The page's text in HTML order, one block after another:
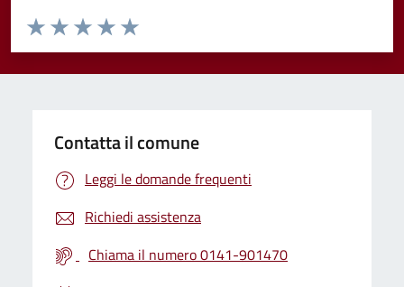
Valuta da 1 a 5 stelle la pagina
Valuta 5 stelle su 5
Valuta 4 stelle su 5
Valuta 3 stelle su 5
Valuta 2 stelle su 5
Valuta 1 stelle su 5
Contatta il comune
Leggi le domande frequenti
Richiedi assistenza
Chiama il numero 0141-901470